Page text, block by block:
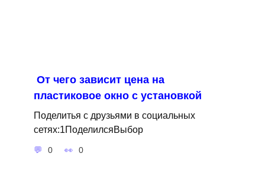
От чего зависит цена на
пластиковое окно с установкой
Поделитья с друзьями в социальных
сетях:1ПоделилсяВыбор
0 0